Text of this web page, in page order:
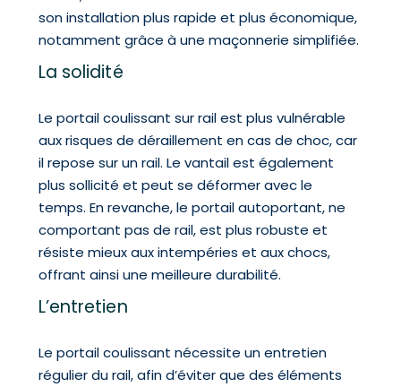
son installation plus rapide et plus économique,
notamment grâce à une maçonnerie simplifiée.
La solidité
Le portail coulissant sur rail est plus vulnérable
aux risques de déraillement en cas de choc, car
il repose sur un rail. Le vantail est également
plus sollicité et peut se déformer avec le
temps. En revanche, le portail autoportant, ne
comportant pas de rail, est plus robuste et
résiste mieux aux intempéries et aux chocs,
offrant ainsi une meilleure durabilité.
L’entretien
Le portail coulissant nécessite un entretien
régulier du rail, afin d’éviter que des éléments